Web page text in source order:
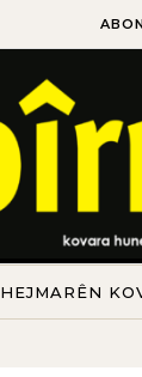
HEJMARÊN